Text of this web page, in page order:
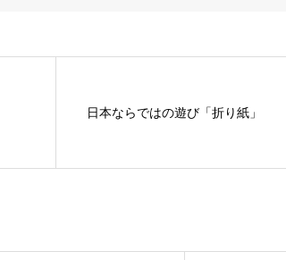
日本ならではの遊び「折り紙」